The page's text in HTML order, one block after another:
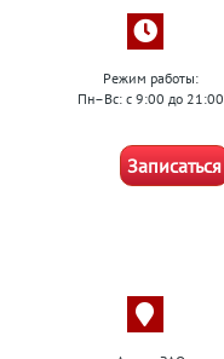
Режим работы:
Пн–Вс: с 9:00 до 21:00
Записаться